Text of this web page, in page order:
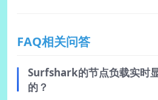
FAQ相关问答
Surfshark的节点负载实时
的？